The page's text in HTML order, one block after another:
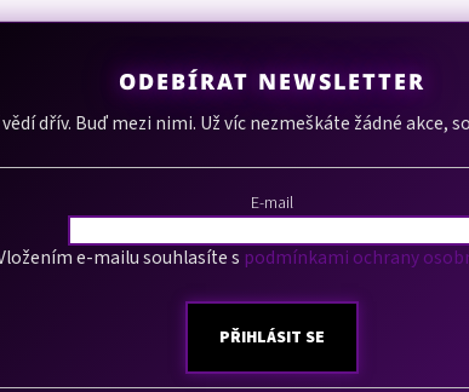
ODEBÍRAT NEWSLETTER
dřív. Buď mezi nimi. Už víc nezmeškáte žádné akce,
E-mail
e-mailu souhlasíte s podmínkami ochrany
PŘIHLÁSIT SE